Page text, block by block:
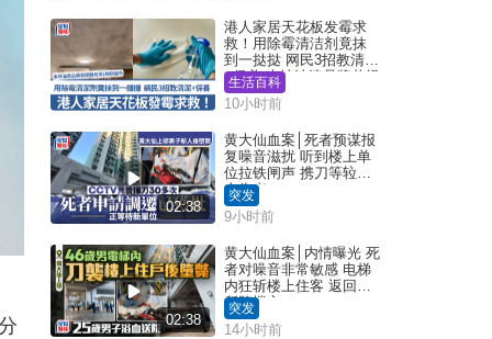
港人家居天花板发霉求
救！用除霉清洁剂竟抹
到一挞挞 网民3招教清洁
+保养 本地油漆品牌曾提
醒勿用1物防变色
生活百科
10小时前
02:38
黄大仙血案│死者预谋报
复噪音滋扰 听到楼上单
位拉铁闸声 携刀等䢂伏
击伤者
突发
9小时前
02:38
黄大仙血案│内情曝光 死
者对噪音非常敏感 电梯
内狂斩楼上住客 返回住
所堕楼亡
突发
14小时前